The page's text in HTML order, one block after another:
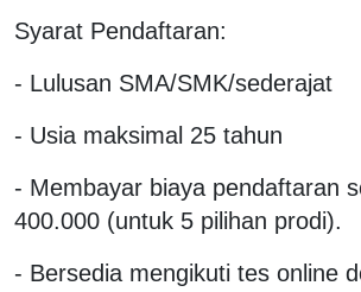
Syarat Pendaftaran:
- Lulusan SMA/SMK/sederajat
- Usia maksimal 25 tahun
- Membayar biaya pendaftaran
400.000 (untuk 5 pilihan prodi).
- Bersedia mengikuti tes online